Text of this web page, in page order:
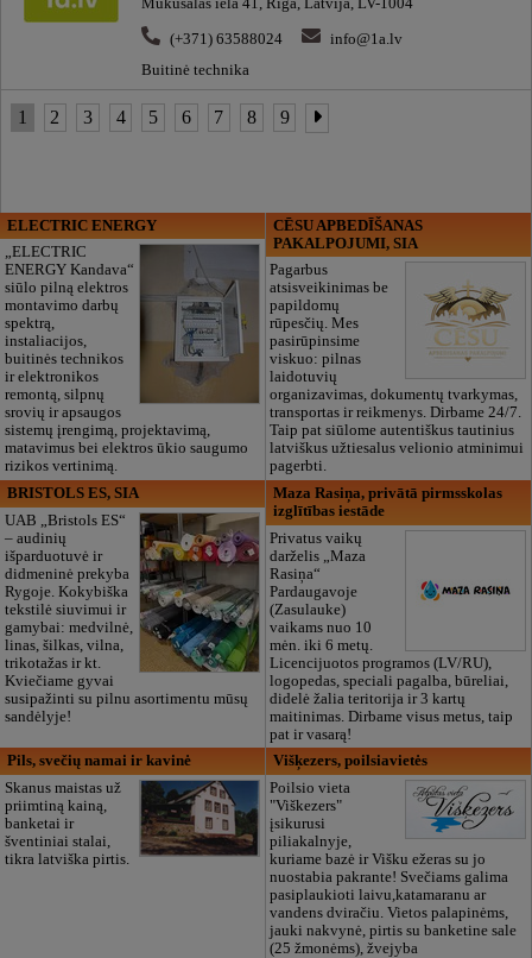
Mūkusalas iela 41, Rīga, Latvija, LV-1004
(+371) 63588024
info@1a.lv
Buitinė technika
1 2 3 4 5 6 7 8 9
ELECTRIC ENERGY
„ELECTRIC
ENERGY Kandava“
siūlo pilną elektros
montavimo darbų
spektrą,
instaliacijos,
buitinės technikos
ir elektronikos
remontą, silpnų
srovių ir apsaugos
sistemų įrengimą, projektavimą,
matavimus bei elektros ūkio saugumo
rizikos vertinimą.
CĒSU APBEDĪŠANAS
PAKALPOJUMI, SIA
Pagarbus
atsisveikinimas be
papildomų
rūpesčių. Mes
pasirūpinsime
viskuo: pilnas
laidotuvių
organizavimas, dokumentų tvarkymas,
transportas ir reikmenys. Dirbame 24/7.
Taip pat siūlome autentiškus tautinius
latviškus užtiesalus velionio atminimui
pagerbti.
BRISTOLS ES, SIA
UAB „Bristols ES“
– audinių
išparduotuvė ir
didmeninė prekyba
Rygoje. Kokybiška
tekstilė siuvimui ir
gamybai: medvilnė,
linas, šilkas, vilna,
trikotažas ir kt.
Kviečiame gyvai
susipažinti su pilnu asortimentu mūsų
sandėlyje!
Maza Rasiņa, privātā pirmsskolas
izglītības iestāde
Privatus vaikų
darželis „Maza
Rasiņa“
Pardaugavoje
(Zasulauke)
vaikams nuo 10
mėn. iki 6 metų.
Licencijuotos programos (LV/RU),
logopedas, speciali pagalba, būreliai,
didelė žalia teritorija ir 3 kartų
maitinimas. Dirbame visus metus, taip
pat ir vasarą!
Pils, svečių namai ir kavinė
Skanus maistas už
priimtiną kainą,
banketai ir
šventiniai stalai,
tikra latviška pirtis.
Višķezers, poilsiavietės
Poilsio vieta
"Viškezers"
įsikurusi
piliakalnyje,
kuriame bazė ir Višku ežeras su jo
nuostabia pakrante! Svečiams galima
pasiplaukioti laivu,katamaranu ar
vandens dviračiu. Vietos palapinėms,
jauki nakvynė, pirtis su banketine sale
(25 žmonėms), žvejyba